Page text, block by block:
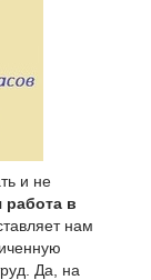
и не
работа в
нам
Да, на